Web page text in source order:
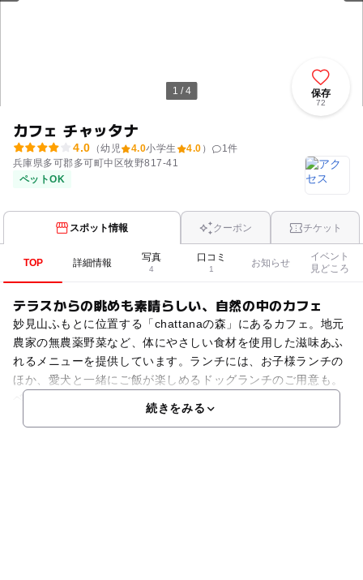
1 / 4
カフェ チャッタナ
4.0 （幼児 4.0小学生 4.0 ） 1件
兵庫県多可郡多可町中区牧野817-41
ペットOK
保存
72
スポット情報 クーポン チケット
TOP 詳細情報 写真
4
口コミ
1
お知らせ
イベント
見どころ
テラスからの眺めも素晴らしい、自然の中のカフェ
妙見山ふもとに位置する「chattanaの森」にあるカフェ。地元
農家の無農薬野菜など、体にやさしい食材を使用した滋味あふ
れるメニューを提供しています。ランチには、お子様ランチの
ほか、愛犬と一緒にご飯が楽しめるドッグランチのご用意も。
続きをみる